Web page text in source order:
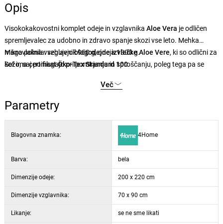
Opis
Visokokakovostni komplet odeje in vzglavnika Aloe Vera je odličen
spremljevalec za udobno in zdravo spanje skozi vse leto. Mehka
mikrovlakna vsebujejoblagodejne izvlečke Aloe Vere, ki so odlični za
kožo, saj pomagajo pri pomirjanju in sproščanju, poleg tega pa se
, zato lahko v udobju uživa vsa vaša
družina. Zahvaljujoč šivom ostane polnilo enakomerno razporejeno
po celotni površini.
Maga polnila: vzglavnik 950 g, odeja 1300 g.
Set ima certifikatÖko-Tex Standard 100.
Več
Parametry
Blagovna znamka: 4Home
Barva: bela
Dimenzije odeje: 200 x 220 cm
Dimenzije vzglavnika: 70 x 90 cm
Likanje: se ne sme likati